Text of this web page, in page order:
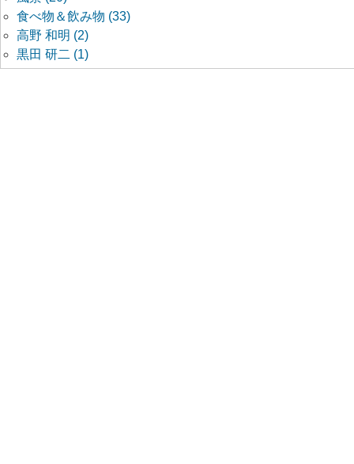
食べ物＆飲み物 (33)
高野 和明 (2)
黒田 研二 (1)